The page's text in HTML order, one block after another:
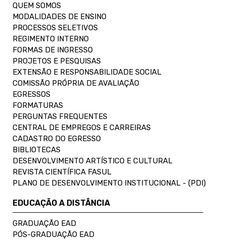
QUEM SOMOS
MODALIDADES DE ENSINO
PROCESSOS SELETIVOS
REGIMENTO INTERNO
FORMAS DE INGRESSO
PROJETOS E PESQUISAS
EXTENSÃO E RESPONSABILIDADE SOCIAL
COMISSÃO PRÓPRIA DE AVALIAÇÃO
EGRESSOS
FORMATURAS
PERGUNTAS FREQUENTES
CENTRAL DE EMPREGOS E CARREIRAS
CADASTRO DO EGRESSO
BIBLIOTECAS
DESENVOLVIMENTO ARTÍSTICO E CULTURAL
REVISTA CIENTÍFICA FASUL
PLANO DE DESENVOLVIMENTO INSTITUCIONAL - (PDI)
EDUCAÇÃO A DISTÂNCIA
GRADUAÇÃO EAD
PÓS-GRADUAÇÃO EAD